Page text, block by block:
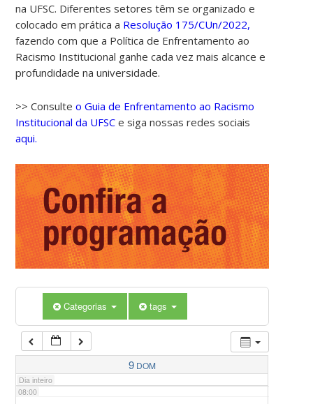
na UFSC. Diferentes setores têm se organizado e
colocado em prática a Resolução 175/CUn/2022,
fazendo com que a Política de Enfrentamento ao
Racismo Institucional ganhe cada vez mais alcance e
profundidade na universidade.
>> Consulteo Guia de Enfrentamento ao Racismo
Institucional da UFSC e siga nossas redes sociais
aqui.
Categorias tags
9 DOM
Dia inteiro
00:00
02:00
03:00
04:00
05:00
07:00
08:00